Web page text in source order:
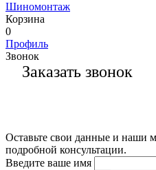
Шиномонтаж
Корзина
0
Профиль
Звонок
Заказать звонок
Оставьте свои данные и наши
подробной консультации.
Введите ваше имя